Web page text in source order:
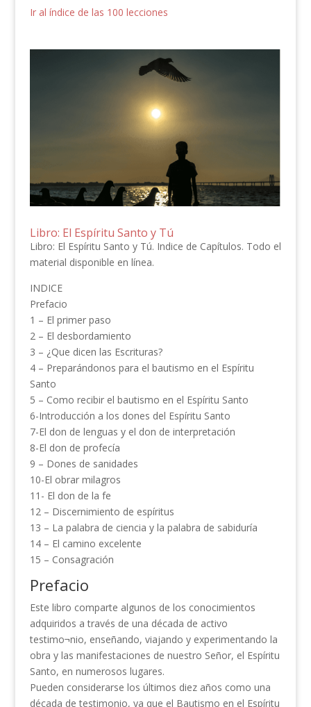
Ir al índice de las 100 lecciones
Libro: El Espíritu Santo y Tú
Libro: El Espíritu Santo y Tú. Indice de Capítulos. Todo el
material disponible en línea.
INDICE
Prefacio
1 – El primer paso
2 – El desbordamiento
3 – ¿Que dicen las Escrituras?
4 – Preparándonos para el bautismo en el Espíritu
Santo
5 – Como recibir el bautismo en el Espíritu Santo
6-Introducción a los dones del Espíritu Santo
7-El don de lenguas y el don de interpretación
8-El don de profecía
9 – Dones de sanidades
10-El obrar milagros
11- El don de la fe
12 – Discernimiento de espíritus
13 – La palabra de ciencia y la palabra de sabiduría
14 – El camino excelente
15 – Consagración
Prefacio
Este libro comparte algunos de los conocimientos
adquiridos a través de una década de activo
testimo¬nio, enseñando, viajando y experimentando la
obra y las manifestaciones de nuestro Señor, el Espíritu
Santo, en numerosos lugares.
Pueden considerarse los últimos diez años como una
década de testimonio, ya que el Bautismo en el Espíritu